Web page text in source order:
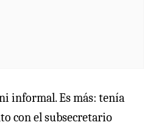
informal. Es más: tenía
con el subsecretario